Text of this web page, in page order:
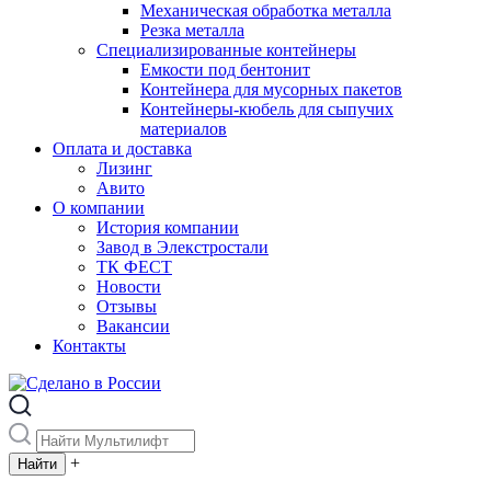
Механическая обработка металла
Резка металла
Специализированные контейнеры
Емкости под бентонит
Контейнера для мусорных пакетов
Контейнеры-кюбель для сыпучих
материалов
Оплата и доставка
Лизинг
Авито
О компании
История компании
Завод в Элекстростали
ТК ФЕСТ
Новости
Отзывы
Вакансии
Контакты
+